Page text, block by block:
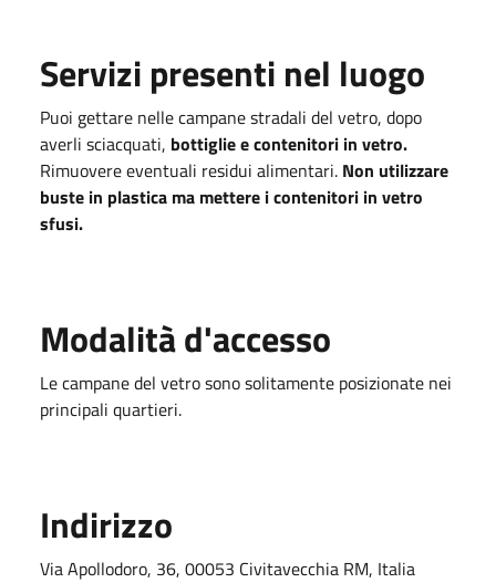
Servizi presenti nel luogo
Puoi gettare nelle campane stradali del vetro, dopo
averli sciacquati, bottiglie e contenitori in vetro.
Rimuovere eventuali residui alimentari. Non utilizzare
buste in plastica ma mettere i contenitori in vetro
sfusi.
Modalità d'accesso
Le campane del vetro sono solitamente posizionate nei
principali quartieri.
Indirizzo
Via Apollodoro, 36, 00053 Civitavecchia RM, Italia